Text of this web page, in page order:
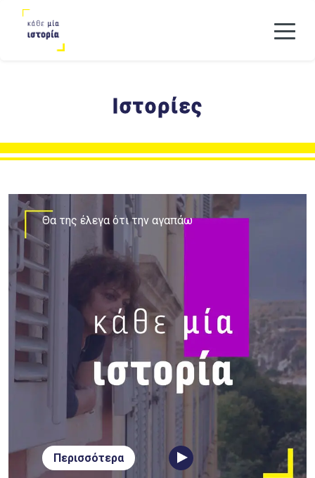
Ιστορίες
Περισσότερα
Θα της έλεγα ότι την αγαπάω